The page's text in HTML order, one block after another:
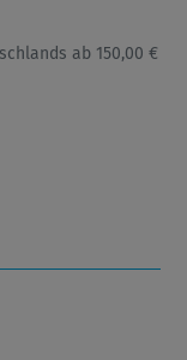
ab 150,00 €